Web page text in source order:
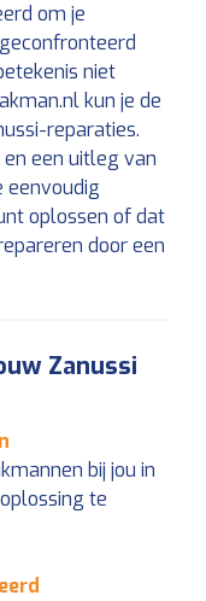
om je
niet
kun je de
reparaties.
een uitleg van
eenvoudig
oplossen of dat
door een
Zanussi
bij jou in
te